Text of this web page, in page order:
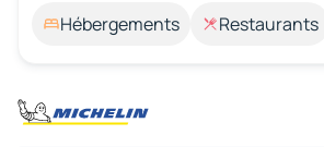
Hébergements Restaurants